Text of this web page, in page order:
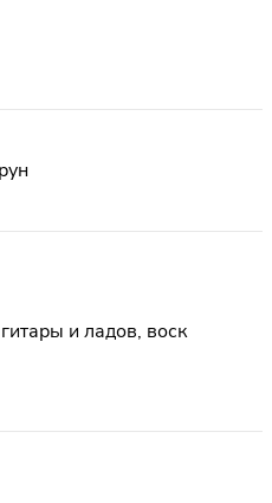
и ладов, воск